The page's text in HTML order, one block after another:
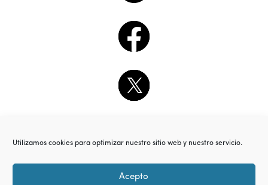
Utilizamos cookies para optimizar nuestro sitio web y nuestro servicio.
Acepto